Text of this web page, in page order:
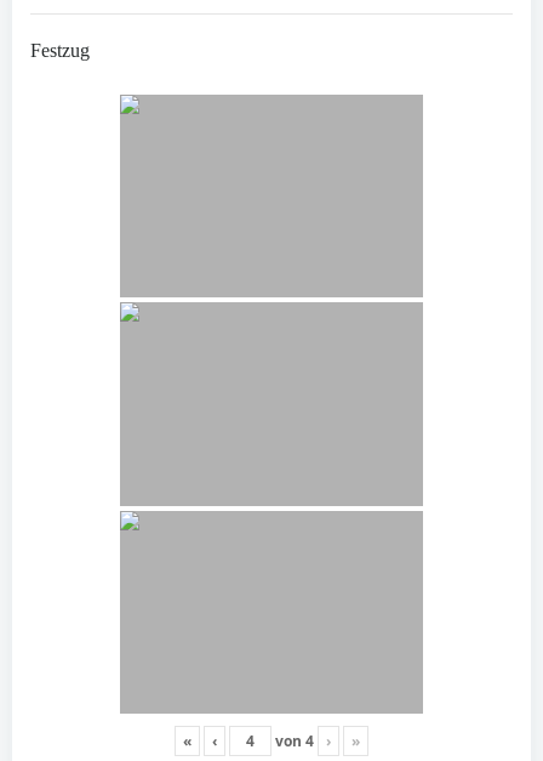
Festzug
« ‹ von 4 › »